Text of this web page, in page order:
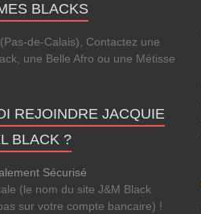
BLACKS
de-Calais), Contactez une
une Belle Afro ou une Métisse
REJOINDRE JACQUIE
BLACK ?
Sécurisé
(le nom du site J&M Black
sur votre compte bancaire) !